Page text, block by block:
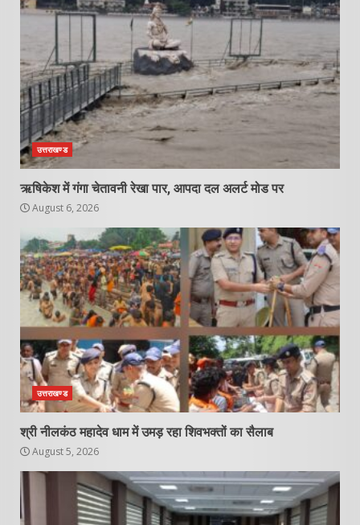
उत्तराखण्ड
ऋषिकेश में गंगा चेतावनी रेखा पार, आपदा दल अलर्ट मोड पर
August 6, 2026
उत्तराखण्ड
श्री नीलकंठ महादेव धाम में उमड़ रहा शिवभक्तों का सैलाब
August 5, 2026